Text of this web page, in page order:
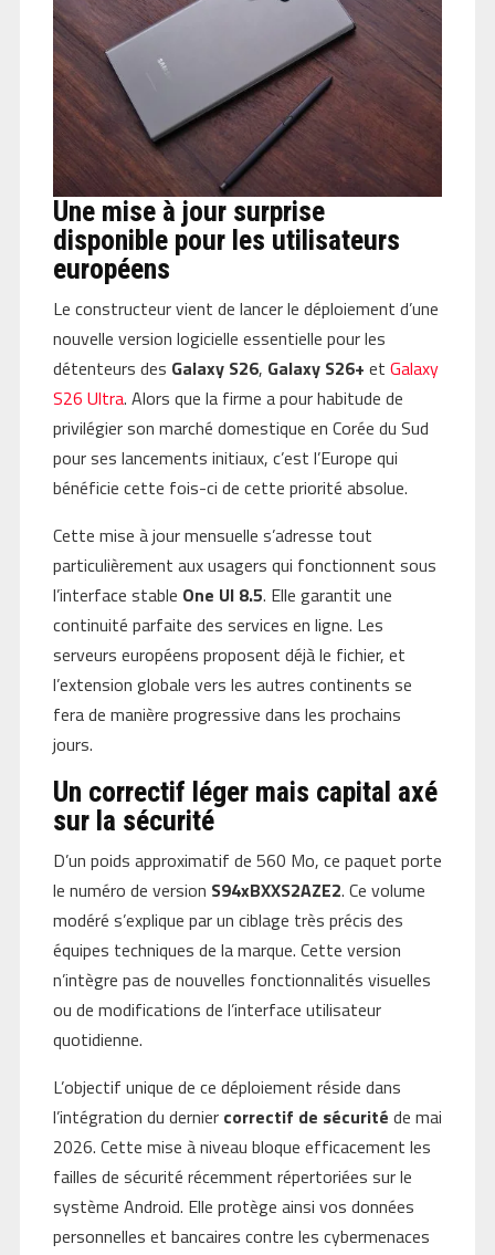
Une mise à jour surprise
disponible pour les utilisateurs
européens
Le constructeur vient de lancer le déploiement d’une
nouvelle version logicielle essentielle pour les
détenteurs des Galaxy S26, Galaxy S26+ et Galaxy
S26 Ultra. Alors que la firme a pour habitude de
privilégier son marché domestique en Corée du Sud
pour ses lancements initiaux, c’est l’Europe qui
bénéficie cette fois-ci de cette priorité absolue.
Cette mise à jour mensuelle s’adresse tout
particulièrement aux usagers qui fonctionnent sous
l’interface stable One UI 8.5. Elle garantit une
continuité parfaite des services en ligne. Les
serveurs européens proposent déjà le fichier, et
l’extension globale vers les autres continents se
fera de manière progressive dans les prochains
jours.
Un correctif léger mais capital axé
sur la sécurité
D’un poids approximatif de 560 Mo, ce paquet porte
le numéro de version S94xBXXS2AZE2. Ce volume
modéré s’explique par un ciblage très précis des
équipes techniques de la marque. Cette version
n’intègre pas de nouvelles fonctionnalités visuelles
ou de modifications de l’interface utilisateur
quotidienne.
L’objectif unique de ce déploiement réside dans
l’intégration du dernier correctif de sécurité de mai
2026. Cette mise à niveau bloque efficacement les
failles de sécurité récemment répertoriées sur le
système Android. Elle protège ainsi vos données
personnelles et bancaires contre les cybermenaces